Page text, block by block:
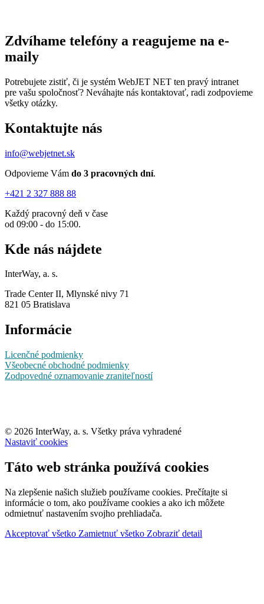
Zdvíhame telefóny a reagujeme na e-
maily
Potrebujete zistiť, či je systém WebJET NET ten pravý intranet
pre vašu spoločnosť? Neváhajte nás kontaktovať, radi zodpovieme
všetky otázky.
Kontaktujte nás
info@webjetnet.sk
Odpovieme Vám do 3 pracovných dní.
+421 2 327 888 88
Každý pracovný deň v čase
od 09:00 - do 15:00.
Kde nás nájdete
InterWay, a. s.
Trade Center II, Mlynské nivy 71
821 05 Bratislava
Informácie
Licenčné podmienky
Všeobecné obchodné podmienky
Zodpovedné oznamovanie zraniteľností
© 2026 InterWay, a. s. Všetky práva vyhradené
Nastaviť cookies
Táto web stránka používá cookies
Na zlepšenie našich služieb používame cookies. Prečítajte si
informácie o tom, ako používame cookies a ako ich môžete
odmietnuť nastavením svojho prehliadača.
Akceptovať všetko Zamietnuť všetko Zobraziť detail